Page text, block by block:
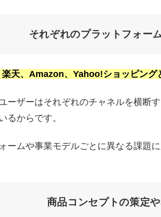
それぞれのプラットフォー
楽天、Amazon、Yahoo!ショッピン
ーザーはそれぞれのチャネルを横断
るからです。
ームや事業モデルごとに異なる課題
商品コンセプトの策定